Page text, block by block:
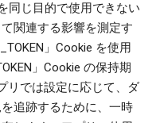
同じ目的で使用できない
関連する影響を測定す
」Cookie を使用
」Cookie の保持期
リでは設定に応じて、ダ
追跡するために、一時